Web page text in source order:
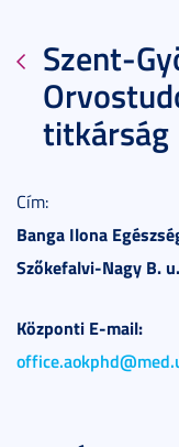
Szent-
titkárság
Cím:
Banga Ilona
Szőkefalvi-Nagy B.
Központi E-mail: